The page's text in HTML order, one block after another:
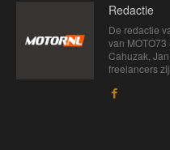
Redactie
De redactie
van
Cahuzak,
freelancers